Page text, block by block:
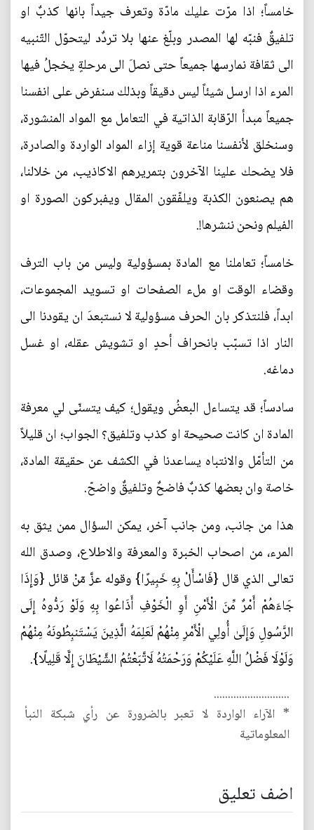
خامساً؛ اذا مرّت عليك مادّة وتعرف جيداً بانها كذبٌ او
تلفيقٌ فنبّه لها المصدر وبلّغ عنها بلا تردٌد ليتحوّل التّنبيه
الى ثقافة نمارسها جميعاً حتى نصلَ الى مرحلةٍ يخجلُ فيها
المرء اذا ارسل شيئاً ليس دقيقاً وبذلك سنفرض على انفسنا
جميعاً مبدأ الرّقابة الذاتية في التعامل مع المواد المنشورة،
وسنخلق لأنفسنا مناعة قوية إزاء المواد الواردة والصادرة،
فلا يضحك علينا الآخرون بتمريرهم الاكاذيب، من خلالنا،
هم يصنعون الكذبة ويلفّقون المقال ويفبركون الصورة او
الفيلم ونحن ننشرها!.
خامساً؛ تعاملنا مع المادة بمسؤولية وليس من باب الترف
وقضاء الوقت او ملء الصفحات او تسويد المجموعات،
ابداً، فلنتذكر بان الحرف مسؤولية لا نستبعدَ ان يقودنا الى
النار اذا تسبّب بانحراف أحدٍ او تشويش عقله، او غسل
دماغه.
سادساً؛ قد يتساءل البعضُ ويقول؛ كيف يتسنّى لي معرفة
المادة ان كانت صحيحة او كذب وتلفيق؟ الجواب؛ ان قليلاً
من التأمّل والانتباه يساعدنا في الكشف عن حقيقة المادة،
خاصة وان بعضها كذبٌ فاضحٌ وتلفيقٌ واضحّ.
هذا من جانب، ومن جانب آخر، يمكن السؤال ممن يثق به
المرء، من اصحاب الخبرة والمعرفة والاطلاع، وصدق الله
تعالى الذي قال {فَاسْأَلْ بِهِ خَبِيرًا} وقوله عزَّ مٓنْ قائل {وَإِذَا
جَاءَهُمْ أَمْرٌ مِّنَ الْأَمْنِ أَوِ الْخَوْفِ أَذَاعُوا بِهِ وَلَوْ رَدُّوهُ إِلَى
الرَّسُولِ وَإِلَىٰ أُولِي الْأَمْرِ مِنْهُمْ لَعَلِمَهُ الَّذِينَ يَسْتَنبِطُونَهُ مِنْهُمْ
وَلَوْلَا فَضْلُ اللَّهِ عَلَيْكُمْ وَرَحْمَتُهُ لَاتَّبَعْتُمُ الشَّيْطَانَ إِلَّا قَلِيلًا}.
...........................
* الآراء الواردة لا تعبر بالضرورة عن رأي شبكة النبأ
المعلوماتية
اضف تعليق